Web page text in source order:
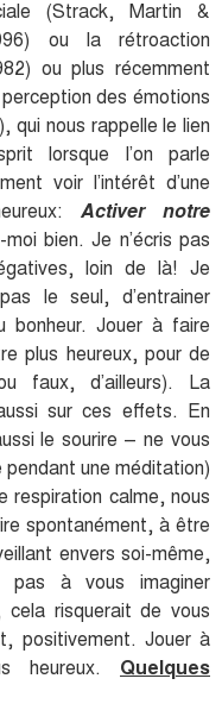
(Strack, Martin &
ou la rétroaction
ou plus récemment
des émotions
qui nous rappelle le lien
lorsque l’on parle
voir l’intérêt d’une
Activer notre
bien. Je n’écris pas
loin de là! Je
le seul, d’entrainer
Jouer à faire
plus heureux, pour de
faux, d’ailleurs). La
sur ces effets. En
le sourire – ne vous
une méditation)
respiration calme, nous
spontanément, à être
envers soi-même,
pas à vous imaginer
risquerait de vous
positivement. Jouer à
heureux. Quelques